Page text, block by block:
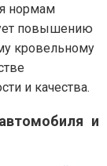
нормам
повышению
кровельному
и качества.
и